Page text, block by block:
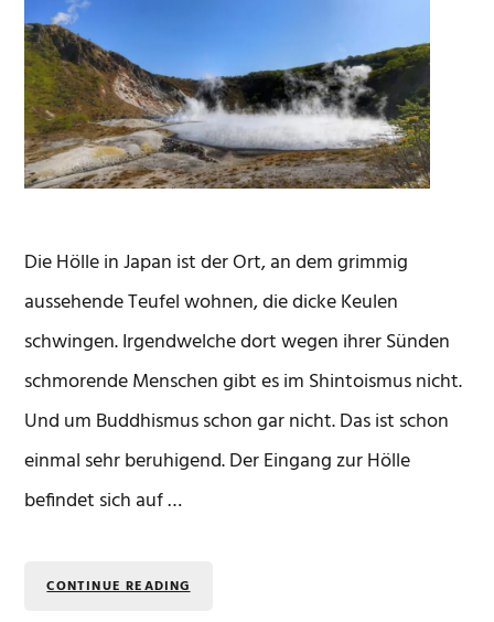
Die Hölle in Japan ist der Ort, an dem grimmig
aussehende Teufel wohnen, die dicke Keulen
schwingen. Irgendwelche dort wegen ihrer Sünden
schmorende Menschen gibt es im Shintoismus nicht.
Und um Buddhismus schon gar nicht. Das ist schon
einmal sehr beruhigend. Der Eingang zur Hölle
befindet sich auf …
CONTINUE READING